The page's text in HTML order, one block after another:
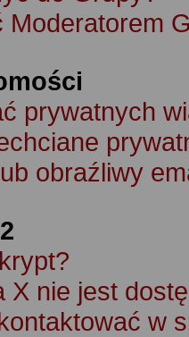
Moderatorem
prywatnych
obraźliwy
X nie jest
w